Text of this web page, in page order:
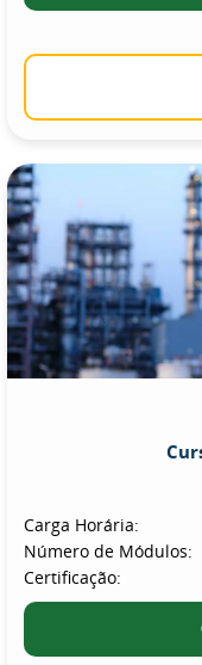
Carga Horária:
Número de Módulos:
Certificação: